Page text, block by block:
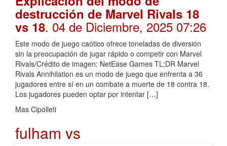
destrucción de Marvel Rivals 18
vs 18. 04 de Diciembre, 2025 07:26
Este modo de juego caótico ofrece toneladas de diversión
sin la preocupación de jugar rápido o competir con Marvel
Rivals/Crédito de imagen: NetEase Games TL;DR Marvel
Rivals Annihilation es un modo de juego que enfrenta a 36
jugadores entre sí en un combate a muerte de 18 contra 18.
Los jugadores pueden optar por intentar […]
Mas Cipolleti
fulham vs